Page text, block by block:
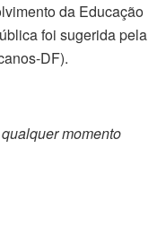
da Educação
foi sugerida pela
DF).
momento